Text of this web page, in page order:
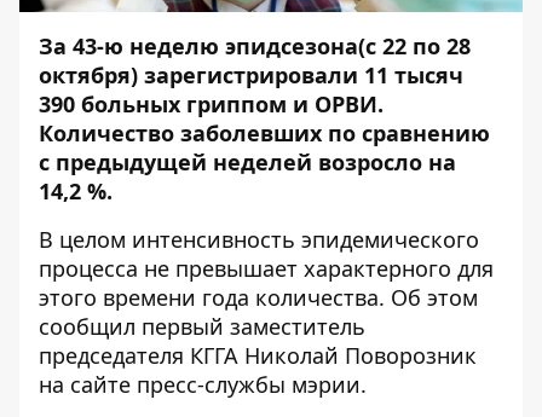
За 43-ю неделю эпидсезона(с 22 по 28
октября) зарегистрировали 11 тысяч
390 больных гриппом и ОРВИ.
Количество заболевших по сравнению
с предыдущей неделей возросло на
14,2 %.
В целом интенсивность эпидемического
процесса не превышает характерного для
этого времени года количества. Об этом
сообщил первый заместитель
председателя КГГА Николай Поворозник
на сайте пресс-службы мэрии.